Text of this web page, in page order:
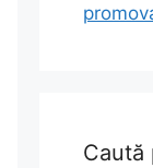
Caută